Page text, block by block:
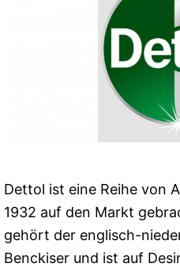
Dettol ist eine Reihe von
1932 auf den Markt
gehört der englisch-
Benckiser und ist auf